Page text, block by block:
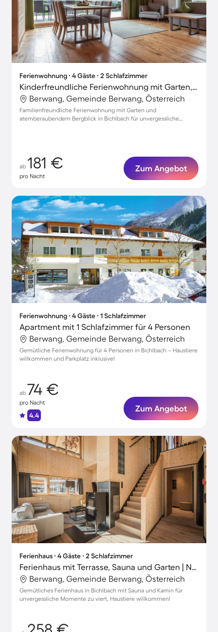
Ferienwohnung ∙ 4 Gäste ∙ 2 Schlafzimmer
Kinderfreundliche Ferienwohnung mit Garten, Terrasse und Grill | Bergblick | Skifahren in der Nähe
Berwang, Gemeinde Berwang, Österreich
Familienfreundliche Ferienwohnung mit Garten und
atemberaubendem Bergblick in Bichlbach für unvergessliche
ab 181 €
pro Nacht
Zum Angebot
Ferienwohnung ∙ 4 Gäste ∙ 1 Schlafzimmer
Apartment mit 1 Schlafzimmer für 4 Personen
Berwang, Gemeinde Berwang, Österreich
Gemütliche Ferienwohnung für 4 Personen in Bichlbach – Haustiere
willkommen und Parkplatz inklusive!
ab 74 €
pro Nacht
4.4
Zum Angebot
Ferienhaus ∙ 4 Gäste ∙ 2 Schlafzimmer
Ferienhaus mit Terrasse, Sauna und Garten | Naturblick
Berwang, Gemeinde Berwang, Österreich
Gemütliches Ferienhaus in Bichlbach mit Sauna und Kamin für
unvergessliche Momente zu viert, Haustiere willkommen!